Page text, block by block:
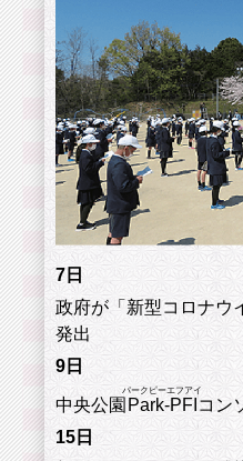
7日
政府が「新型コロナウ
発出
9日
中央公園 Park-PFI
パークピーエフアイ
コン
15日